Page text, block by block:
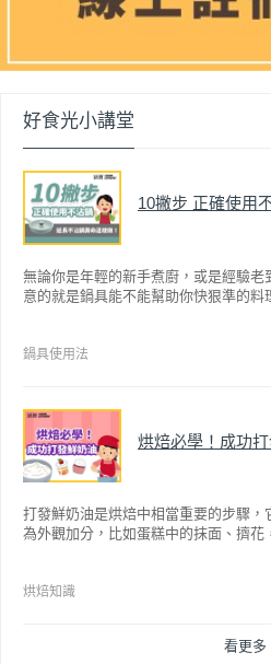
好食光小講堂
10撇步 正確使用
無論你是年輕的新手煮廚，或是經驗
意的就是鍋具能不能幫助你快狠準的
因此金鑽不沾系列的鍋具，更年年穩居
鍋具使用法
烘焙必學！成功
打發鮮奶油是烘焙中相當重要的步驟
為外觀加分，比如蛋糕中的抹面、擠花
烘焙知識
看更多